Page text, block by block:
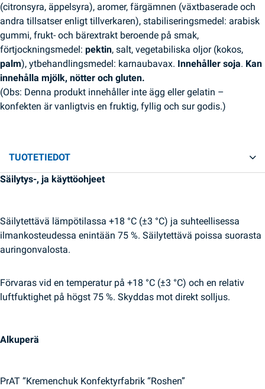
(citronsyra, äppelsyra), aromer, färgämnen (växtbaserade och
andra tillsatser enligt tillverkaren), stabiliseringsmedel: arabisk
gummi, frukt- och bärextrakt beroende på smak,
förtjockningsmedel: pektin, salt, vegetabiliska oljor (kokos,
palm), ytbehandlingsmedel: karnaubavax. Innehåller soja. Kan
innehålla mjölk, nötter och gluten.
(Obs: Denna produkt innehåller inte ägg eller gelatin –
konfekten är vanligtvis en fruktig, fyllig och sur godis.)
TUOTETIEDOT
Säilytys-, ja käyttöohjeet
Säilytettävä lämpötilassa +18 °C (±3 °C) ja suhteellisessa
ilmankosteudessa enintään 75 %. Säilytettävä poissa suorasta
auringonvalosta.
Förvaras vid en temperatur på +18 °C (±3 °C) och en relativ
luftfuktighet på högst 75 %. Skyddas mot direkt solljus.
Alkuperä
PrAT “Kremenchuk Konfektyrfabrik “Roshen”